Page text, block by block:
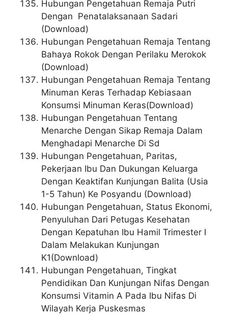
Hubungan Pengetahuan Remaja Putri
Dengan Penatalaksanaan Sadari
(Download)
Hubungan Pengetahuan Remaja Tentang
Bahaya Rokok Dengan Perilaku Merokok
(Download)
Hubungan Pengetahuan Remaja Tentang
Minuman Keras Terhadap Kebiasaan
Konsumsi Minuman Keras(Download)
Hubungan Pengetahuan Tentang
Menarche Dengan Sikap Remaja Dalam
Menghadapi Menarche Di Sd
Hubungan Pengetahuan, Paritas,
Pekerjaan Ibu Dan Dukungan Keluarga
Dengan Keaktifan Kunjungan Balita (Usia
1-5 Tahun) Ke Posyandu (Download)
Hubungan Pengetahuan, Status Ekonomi,
Penyuluhan Dari Petugas Kesehatan
Dengan Kepatuhan Ibu Hamil Trimester I
Dalam Melakukan Kunjungan
K1(Download)
Hubungan Pengetahuan, Tingkat
Pendidikan Dan Kunjungan Nifas Dengan
Konsumsi Vitamin A Pada Ibu Nifas Di
Wilayah Kerja Puskesmas